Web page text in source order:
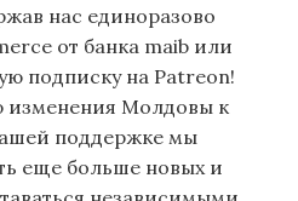
нас единоразово
от банка maib или
подписку на Patreon!
изменения Молдовы к
поддержке мы
еще больше новых и